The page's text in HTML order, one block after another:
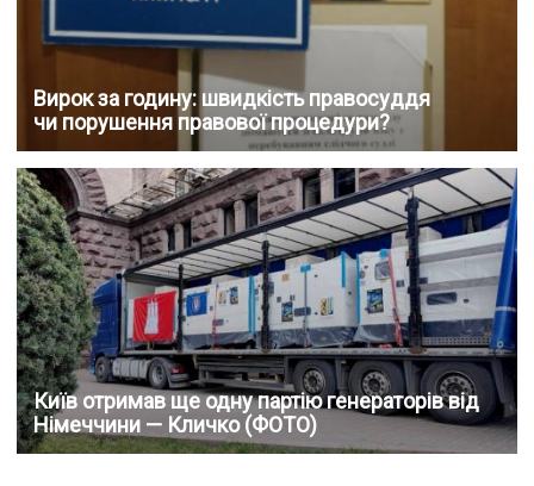
Вирок за годину: швидкість правосуддя
чи порушення правової процедури?
Київ отримав ще одну партію генераторів від
Німеччини — Кличко (ФОТО)